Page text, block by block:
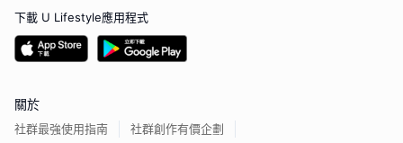
下載 U Lifestyle應用程式
關於
社群最強使用指南
社群創作有價企劃